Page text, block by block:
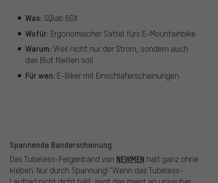
Was: SQlab 6OX
Wofür: Ergonomischer Sattel fürs E-Mountainbike
Warum: Weil nicht nur der Strom, sondern auch
das Blut fließen soll
Für wen: E-Biker mit Einschlaferscheinungen
Spannende Banderscheinung
Das Tubeless-Felgenband von NEWMEN hält ganz ohne
kleben. Nur durch Spannung! "Wenn das Tubeless-